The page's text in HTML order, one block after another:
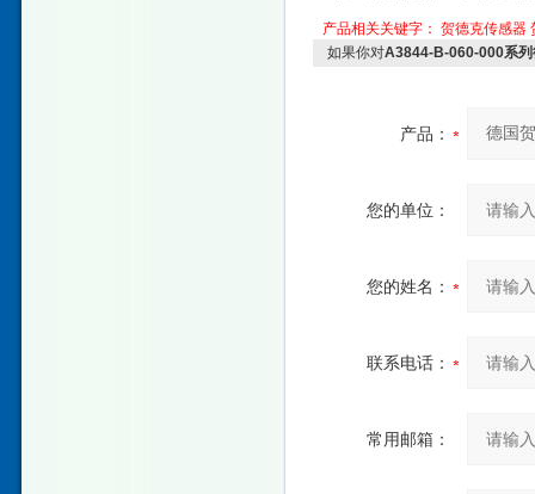
产品相关关键字： 贺德克传感器
如果你对A3844-B-060-000系
产品：
您的单位：
您的姓名：
联系电话：
常用邮箱：